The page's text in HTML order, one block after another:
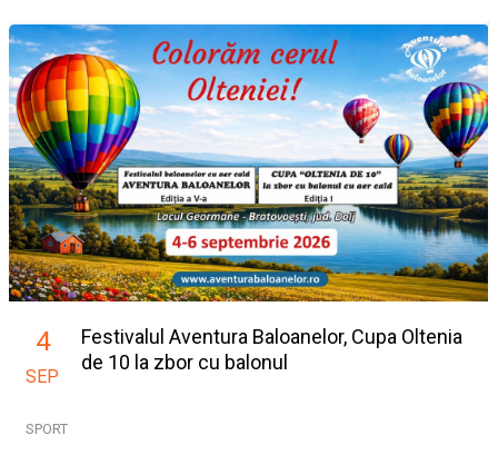
4
SEP
Festivalul Aventura Baloanelor, Cupa Oltenia
de 10 la zbor cu balonul
SPORT